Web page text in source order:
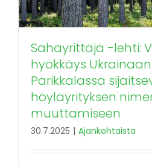
Sahayrittäjä -lehti:
hyökkäys
Parikkalassa
höyläyrityksen
muuttamiseen
30.7.2025 | Ajankohtaista